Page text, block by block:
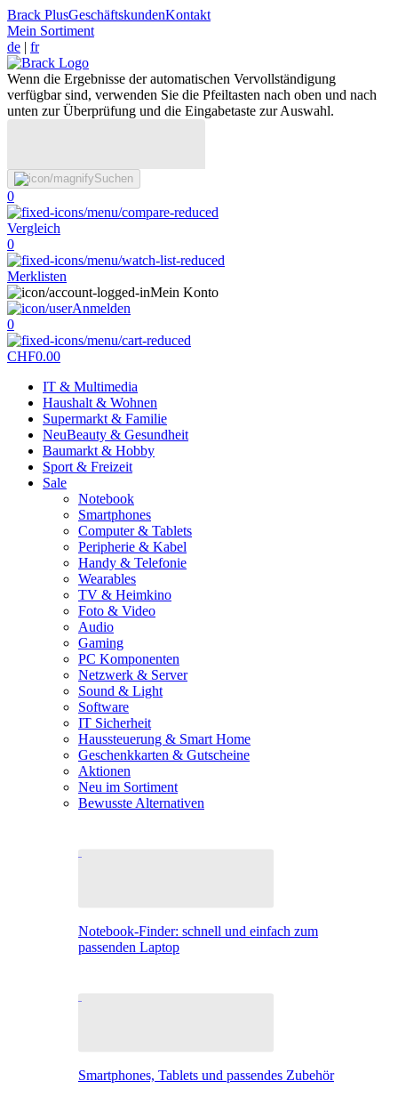
Brack PlusGeschäftskundenKontakt
Mein Sortiment
de | fr
Wenn die Ergebnisse der automatischen Vervollständigung
verfügbar sind, verwenden Sie die Pfeiltasten nach oben und nach
unten zur Überprüfung und die Eingabetaste zur Auswahl.
Suchen
0
Vergleich
0
Merklisten
Mein Konto
Anmelden
0
CHF0.00
IT & Multimedia
Haushalt & Wohnen
Supermarkt & Familie
NeuBeauty & Gesundheit
Baumarkt & Hobby
Sport & Freizeit
Sale
Notebook
Smartphones
Computer & Tablets
Peripherie & Kabel
Handy & Telefonie
Wearables
TV & Heimkino
Foto & Video
Audio
Gaming
PC Komponenten
Netzwerk & Server
Sound & Light
Software
IT Sicherheit
Haussteuerung & Smart Home
Geschenkkarten & Gutscheine
Aktionen
Neu im Sortiment
Bewusste Alternativen
Notebook-Finder: schnell und einfach zum
passenden Laptop
Smartphones, Tablets und passendes Zubehör